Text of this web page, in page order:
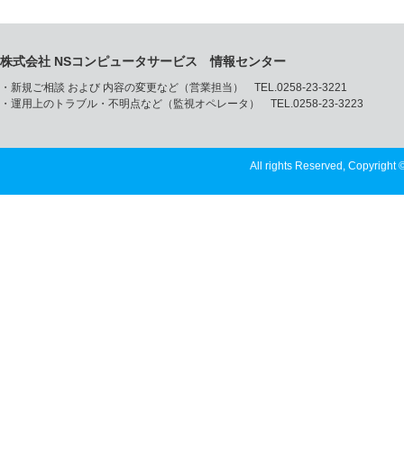
株式会社 NSコンピュータサービス 情報センター
・新規ご相談 および 内容の変更など（営業担当） TEL.0258-23-3221
・運用上のトラブル・不明点など（監視オペレータ） TEL.0258-23-3223
All rights Reserved, Copyright